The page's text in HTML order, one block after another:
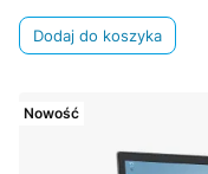
Dodaj do koszyka
Nowość